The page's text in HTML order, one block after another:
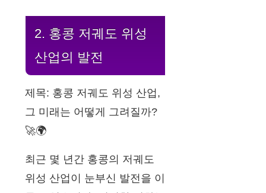
2. 홍콩 저궤도 위성
산업의 발전
제목: 홍콩 저궤도 위성 산업,
그 미래는 어떻게 그려질까?
🚀🌍
최근 몇 년간 홍콩의 저궤도
위성 산업이 눈부신 발전을 이